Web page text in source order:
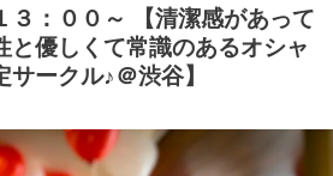
女性の既婚者限定ビッグパーティ
ー♪＠池袋】
３：００～ 【清潔感があって
と優しくて常識のあるオシャ
ークル♪＠渋谷】